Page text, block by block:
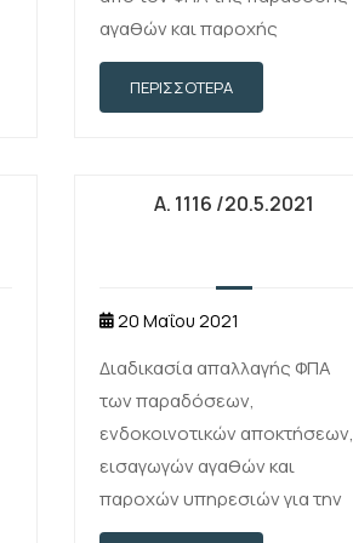
αγαθών και παροχής
υπηρεσιών που
πραγματοποιούνται προς
εγκατάσταση στην Ελλάδα ή
ΠΕΡΙΣΣΌΤΕΡΑ
Α. 1116 /20.5.2021
20 Μαΐου 2021
Διαδικασία απαλλαγής ΦΠΑ
των παραδόσεων,
ενδοκοινοτικών αποκτήσεων,
εισαγωγών αγαθών και
παροχών υπηρεσιών για την
αντιμετώπιση των αναγκών